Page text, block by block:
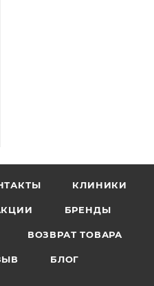
КЛИНИКИ
БРЕНДЫ
ВОЗВРАТ ТОВАРА
БЛОГ